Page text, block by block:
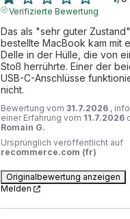
Verifizierte Bewertung
Das als "sehr guter Zustand"
bestellte MacBook kam mit
Delle in der Hülle, die von
Stoß herrührte. Einer der
USB-C-Anschlüsse
nicht.
Bewertung vom 31.7.2026 ,
einer Erfahrung vom 11.7.2026
Romain G.
Ursprünglich veröffentlicht auf
recommerce.com (fr)
Originalbewertung anzeigen
Melden